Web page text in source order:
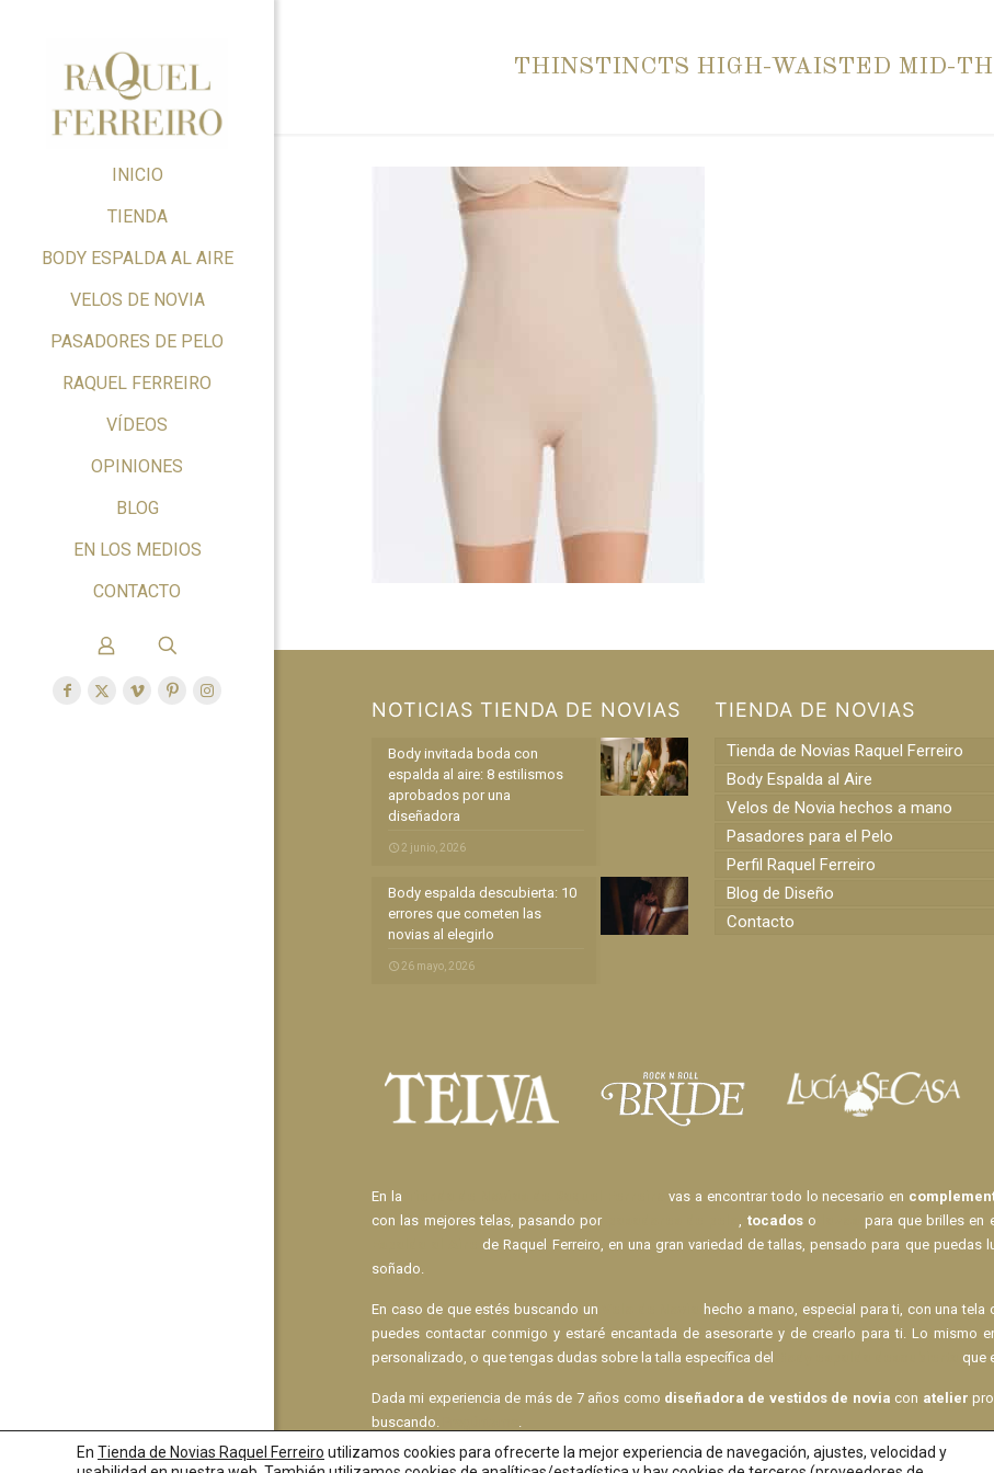
INICIO
TIENDA
BODY ESPALDA AL AIRE
VELOS DE NOVIA
PASADORES DE PELO
RAQUEL FERREIRO
VÍDEOS
OPINIONES
BLOG
EN LOS MEDIOS
CONTACTO
THINSTINCTS HIGH-WAISTED MID-
NOTICIAS TIENDA DE NOVIAS
Body invitada boda con
espalda al aire: 8 estilismos
aprobados por una
diseñadora
2 junio, 2026
Body espalda descubierta: 10
errores que cometen las
novias al elegirlo
26 mayo, 2026
TIENDA DE NOVIAS
Tienda de Novias Raquel Ferreiro
Body Espalda al Aire
Velos de Novia hechos a mano
Pasadores para el Pelo
Perfil Raquel Ferreiro
Blog de Diseño
Contacto
En la vas a encontrar todo lo necesario en
con las mejores telas, pasando por
pasadores de pelo, tocadoso para que brilles en
de Raquel Ferreiro, en una gran variedad de tallas, pensado para que puedas
soñado.
En caso de que estés buscando un
hecho a mano, especial para ti, con una
puedes contactar conmigo y estaré encantada de asesorarte y de crearlo para ti. Lo mismo
personalizado, o que tengas dudas sobre la talla específica del
que
Dada mi experiencia de más de 7 años como diseñadora de vestidos de novia con atelier
buscando.
.
En Tienda de Novias Raquel Ferreiro utilizamos cookies para ofrecerte la mejor experiencia de navegación, ajustes, velocidad y